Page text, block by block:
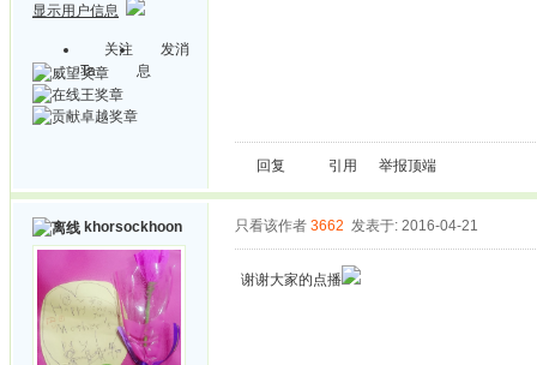
显示用户信息
关注
Ta
发消
息
回复 引用 举报顶端
khorsockhoon 只看该作者 3662 发表于: 2016-04-21
谢谢大家的点播